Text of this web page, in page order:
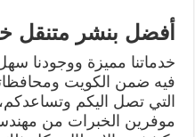
أفضل بنشر متنقل
خدماتنا مميزة ووجودنا
فيه ضمن الكويت
التي تصل اليكم وتساعدكم،
موفرين الخبرات من